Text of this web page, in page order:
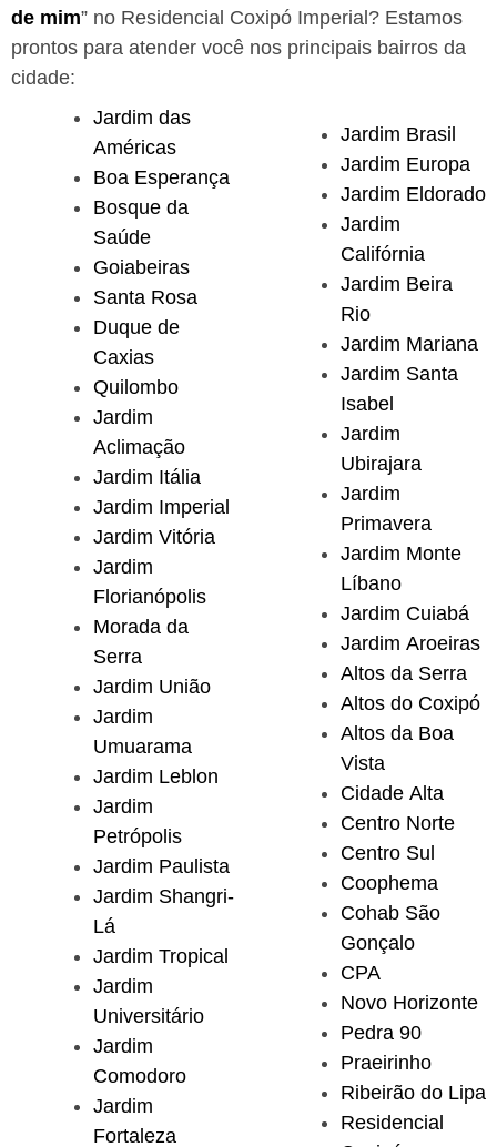
de mim” no Residencial Coxipó Imperial? Estamos
prontos para atender você nos principais bairros da
cidade:
Jardim das
Américas
Boa Esperança
Bosque da
Saúde
Goiabeiras
Santa Rosa
Duque de
Caxias
Quilombo
Jardim
Aclimação
Jardim Itália
Jardim Imperial
Jardim Vitória
Jardim
Florianópolis
Morada da
Serra
Jardim União
Jardim
Umuarama
Jardim Leblon
Jardim
Petrópolis
Jardim Paulista
Jardim Shangri-
Lá
Jardim Tropical
Jardim
Universitário
Jardim
Comodoro
Jardim
Fortaleza
Jardim Brasil
Jardim Europa
Jardim Eldorado
Jardim
Califórnia
Jardim Beira
Rio
Jardim Mariana
Jardim Santa
Isabel
Jardim
Ubirajara
Jardim
Primavera
Jardim Monte
Líbano
Jardim Cuiabá
Jardim Aroeiras
Altos da Serra
Altos do Coxipó
Altos da Boa
Vista
Cidade Alta
Centro Norte
Centro Sul
Coophema
Cohab São
Gonçalo
CPA
Novo Horizonte
Pedra 90
Praeirinho
Ribeirão do Lipa
Residencial